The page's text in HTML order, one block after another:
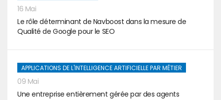
16 Mai
Le rôle déterminant de Navboost dans la mesure de
Qualité de Google pour le SEO
APPLICATIONS DE L'INTELLIGENCE ARTIFICIELLE PAR MÉTIER
09 Mai
Une entreprise entièrement gérée par des agents